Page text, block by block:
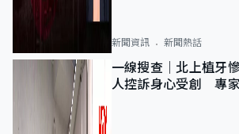
新聞資訊 新聞熱話
一線搜查｜北上植牙
人控訴身心受創 專